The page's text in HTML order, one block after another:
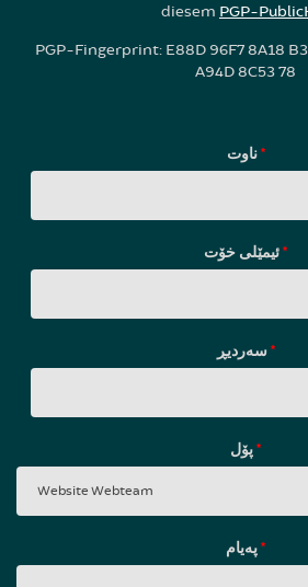
diesem PGP-
PGP-Fingerprint: E88D 96F7 8A18
A94D 8C53 78
ناوت*
*
سه‌ردیڕ*
*
*